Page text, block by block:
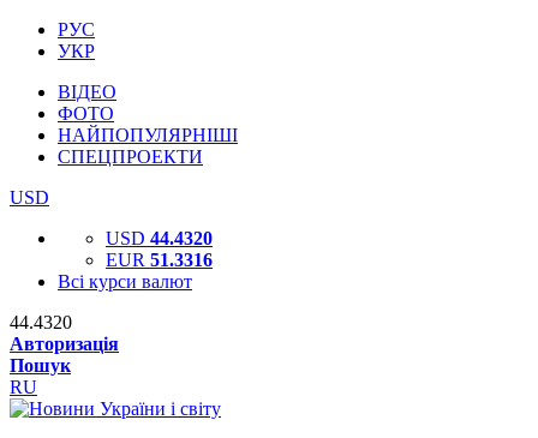
РУС
УКР
ВІДЕО
ФОТО
НАЙПОПУЛЯРНІШІ
СПЕЦПРОЕКТИ
USD
USD 44.4320
EUR 51.3316
Всі курси валют
44.4320
Авторизація
Пошук
RU